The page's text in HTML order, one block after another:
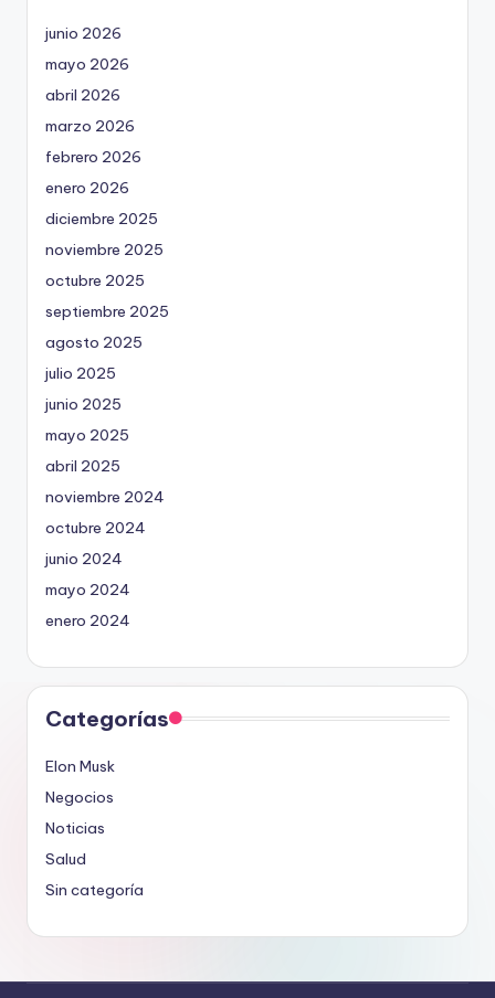
junio 2026
mayo 2026
abril 2026
marzo 2026
febrero 2026
enero 2026
diciembre 2025
noviembre 2025
octubre 2025
septiembre 2025
agosto 2025
julio 2025
junio 2025
mayo 2025
abril 2025
noviembre 2024
octubre 2024
junio 2024
mayo 2024
enero 2024
Categorías
Elon Musk
Negocios
Noticias
Salud
Sin categoría